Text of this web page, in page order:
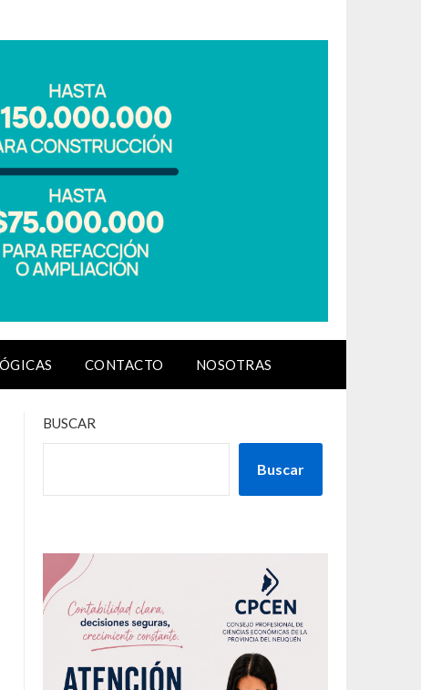
CONTACTO NOSOTRAS
BUSCAR
Buscar